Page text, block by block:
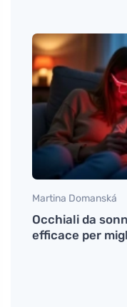
Martina Domanská
Occhiali da
efficace per